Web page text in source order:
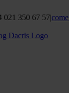
021 350 67 57|